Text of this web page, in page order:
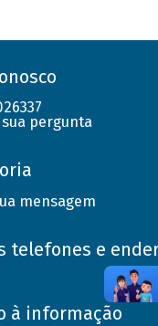
pergunta
mensagem
telefones e
à informação